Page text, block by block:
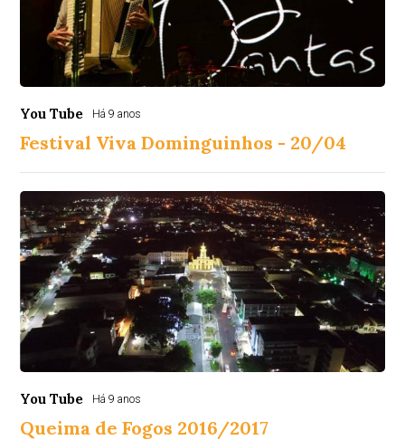
You Tube Há 9 anos
Festival Viva Dominguinhos - 20/04
You Tube Há 9 anos
Queima de Fogos 2016/2017